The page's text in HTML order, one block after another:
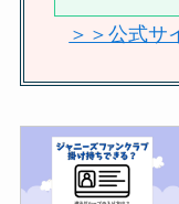
＞＞公式サ